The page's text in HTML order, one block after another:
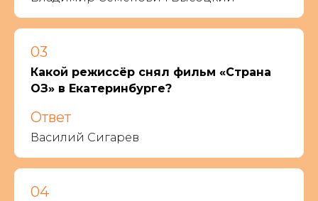
03
Какой режиссёр снял фильм «Страна
ОЗ» в Екатеринбурге?
Ответ
Василий Сигарев
04